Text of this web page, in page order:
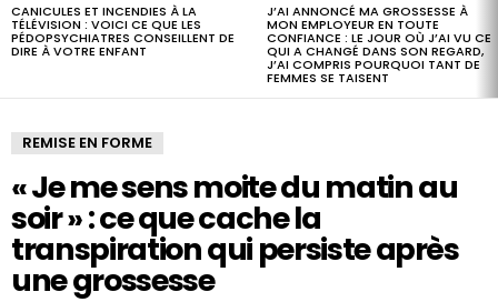
CANICULES ET INCENDIES À LA
TÉLÉVISION : VOICI CE QUE LES
PÉDOPSYCHIATRES CONSEILLENT DE
DIRE À VOTRE ENFANT
J’AI ANNONCÉ MA GROSSESSE À
MON EMPLOYEUR EN TOUTE
CONFIANCE : LE JOUR OÙ J’AI VU CE
QUI A CHANGÉ DANS SON REGARD,
J’AI COMPRIS POURQUOI TANT DE
FEMMES SE TAISENT
REMISE EN FORME
« Je me sens moite du matin au
soir » : ce que cache la
transpiration qui persiste après
une grossesse